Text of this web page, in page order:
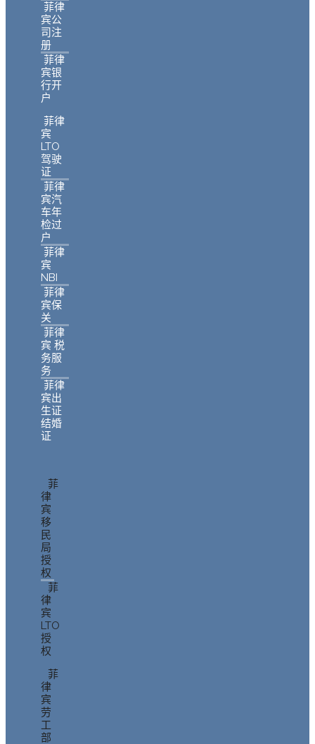
菲律
宾公
司注
册
菲律
宾银
行开
户
菲律
宾
LTO
驾驶
证
菲律
宾汽
车年
检过
户
菲律
宾
NBI
菲律
宾保
关
菲律
宾 税
务服
务
菲律
宾出
生证
结婚
证
菲
律
宾
移
民
局
授
权
菲
律
宾
LTO
授
权
菲
律
宾
劳
工
部